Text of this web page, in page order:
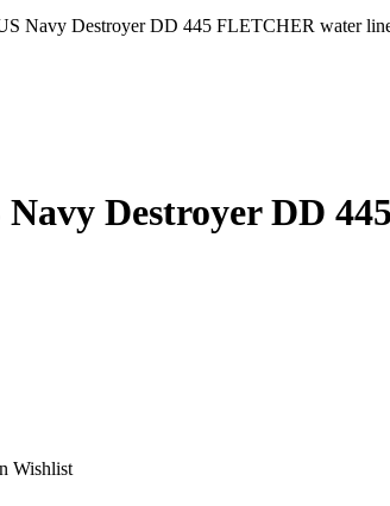
Navy Destroyer DD 445 FLETCHER water
Navy Destroyer DD
Wishlist